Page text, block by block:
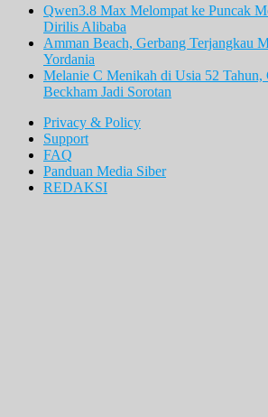
Qwen3.8 Max Melompat ke Puncak
Dirilis Alibaba
Amman Beach, Gerbang Terjangkau
Yordania
Melanie C Menikah di Usia 52 Tahun,
Beckham Jadi Sorotan
Privacy & Policy
Support
FAQ
Panduan Media Siber
REDAKSI